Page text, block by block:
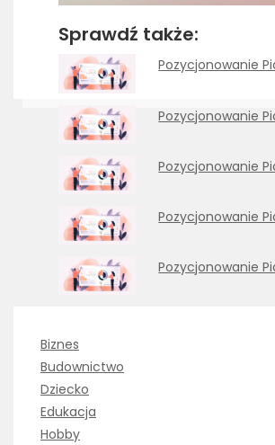
Sprawdź także:
Pozycjonowanie
Pozycjonowanie
Pozycjonowanie
Pozycjonowanie
Pozycjonowanie
Biznes
Budownictwo
Dziecko
Edukacja
Hobby